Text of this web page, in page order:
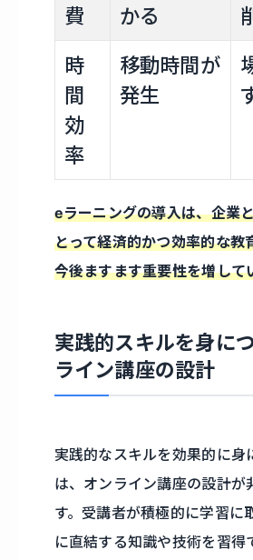
費 かる
時
間
効
率
移動時間が
発生
eラーニングの導入は、企業
とって経済的かつ効率的な教
今後ますます重要性を増して
実践的スキルを身に
ライン講座の設計
実践的なスキルを効果的に身
は、オンライン講座の設計が
す。受講者が積極的に学習に
に直結する知識や技術を習得